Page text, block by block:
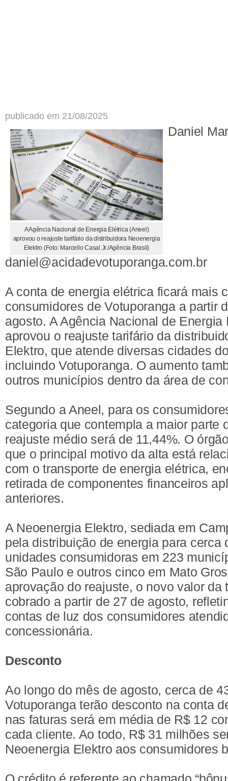
publicado em 21/08/2025
A Agência Nacional de Energia Elétrica (Aneel)
aprovou o reajuste tarifário da distribuidora Neoenergia
Elektro (Foto: Marcello Casal Jr./Agência Brasil)
Daniel
daniel@acidadevotuporanga.com.br
A conta de energia elétrica ficará mais
consumidores de Votuporanga a partir
agosto. A Agência Nacional de Energia
aprovou o reajuste tarifário da
Elektro, que atende diversas cidades
incluindo Votuporanga. O aumento
outros municípios dentro da área de
Segundo a Aneel, para os
categoria que contempla a maior parte
reajuste médio será de 11,44%. O
que o principal motivo da alta está
com o transporte de energia elétrica,
retirada de componentes financeiros
anteriores.
A Neoenergia Elektro, sediada em
pela distribuição de energia para cerca
unidades consumidoras em 223
São Paulo e outros cinco em Mato
aprovação do reajuste, o novo valor da
cobrado a partir de 27 de agosto,
contas de luz dos consumidores
concessionária.
Desconto
Ao longo do mês de agosto, cerca de
Votuporanga terão desconto na conta
nas faturas será em média de R$ 12
cada cliente. Ao todo, R$ 31 milhões
Neoenergia Elektro aos consumidores